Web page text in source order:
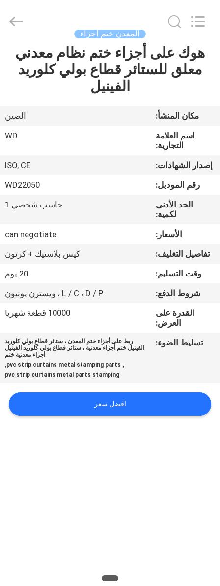
المنزل
معلومات
جولة
المصنع
الجودة
اتصل
خريطة
الموقع
TRADE
CO.,LTD.
المعدن ختم أجزاء
هوك على أجزاء ختم نظام معدني
معلق للستائر قطاع بولي كلوريد
الفينيل
مكان المنشأ:
الصين
اسم العلامة
التجارية:
WD
إصدار الشهادات:
ISO, CE
رقم الموديل:
WD22050
الحد الأدنى
لكمية:
حاسب شخصي 1
الأسعار:
can negotiate
تفاصيل التغليف:
كيس بلاستيك + كرتون
وقت التسليم:
20 يوم
شروط الدفع:
L / C ، D / P ، ويسترن يونيون
القدرة على
العرض:
10000 قطعة شهريا
تسليط الضوء:
ربط على أجزاء ختم المعدن ، ستائر قطاع بولي كلوريد
الفينيل ختم أجزاء معدنية ، ستائر قطاع بولي كلوريد الفينيل
أجزاء معدنية ختم
,
pvc strip curtains metal stamping parts
,
pvc strip curtains metal parts stamping
افضل سعر